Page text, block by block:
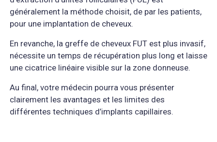
généralement la méthode choisit, de par les patients,
pour une implantation de cheveux.
En revanche, la greffe de cheveux FUT est plus invasif,
nécessite un temps de récupération plus long et laisse
une cicatrice linéaire visible sur la zone donneuse.
Au final, votre médecin pourra vous présenter
clairement les avantages et les limites des
différentes techniques d’implants capillaires.